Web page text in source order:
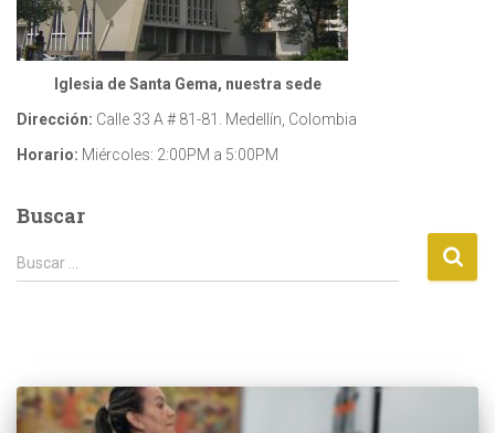
Iglesia de Santa Gema, nuestra sede
Dirección: Calle 33 A # 81-81. Medellín, Colombia
Horario: Miércoles: 2:00PM a 5:00PM
Buscar
B
u
Buscar …